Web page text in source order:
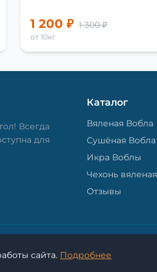
1 200 ₽ 1 300 ₽
от 10кг
Всегда
для
Каталог
Вяленая Вобла
Сушёная Вобла
Икра Воблы
Чехонь вяленая
Отзывы
сайта. Подробнее